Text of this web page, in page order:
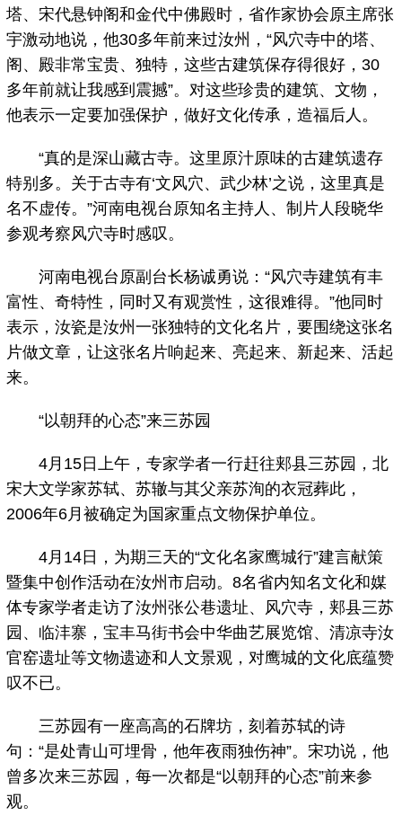
塔、宋代悬钟阁和金代中佛殿时，省作家协会原主席张
宇激动地说，他30多年前来过汝州，“风穴寺中的塔、
阁、殿非常宝贵、独特，这些古建筑保存得很好，30
多年前就让我感到震撼”。对这些珍贵的建筑、文物，
他表示一定要加强保护，做好文化传承，造福后人。
“真的是深山藏古寺。这里原汁原味的古建筑遗存
特别多。关于古寺有‘文风穴、武少林’之说，这里真是
名不虚传。”河南电视台原知名主持人、制片人段晓华
参观考察风穴寺时感叹。
河南电视台原副台长杨诚勇说：“风穴寺建筑有丰
富性、奇特性，同时又有观赏性，这很难得。”他同时
表示，汝瓷是汝州一张独特的文化名片，要围绕这张名
片做文章，让这张名片响起来、亮起来、新起来、活起
来。
“以朝拜的心态”来三苏园
4月15日上午，专家学者一行赶往郏县三苏园，北
宋大文学家苏轼、苏辙与其父亲苏洵的衣冠葬此，
2006年6月被确定为国家重点文物保护单位。
4月14日，为期三天的“文化名家鹰城行”建言献策
暨集中创作活动在汝州市启动。8名省内知名文化和媒
体专家学者走访了汝州张公巷遗址、风穴寺，郏县三苏
园、临沣寨，宝丰马街书会中华曲艺展览馆、清凉寺汝
官窑遗址等文物遗迹和人文景观，对鹰城的文化底蕴赞
叹不已。
三苏园有一座高高的石牌坊，刻着苏轼的诗
句：“是处青山可埋骨，他年夜雨独伤神”。宋功说，他
曾多次来三苏园，每一次都是“以朝拜的心态”前来参
观。